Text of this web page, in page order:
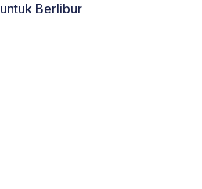
untuk Berlibur